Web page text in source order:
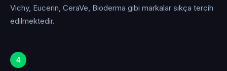
Vichy, Eucerin, CeraVe, Bioderma gibi markalar sıkça tercih
edilmektedir.
4